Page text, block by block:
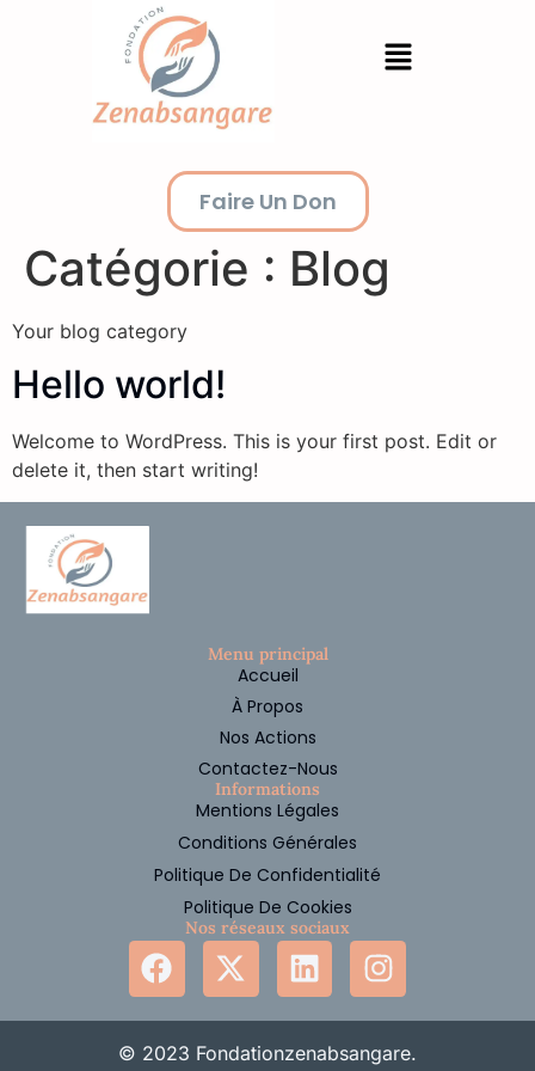
Faire Un Don
Catégorie : Blog
Your blog category
Hello world!
Welcome to WordPress. This is your first post. Edit or
delete it, then start writing!
Menu principal
Accueil
À Propos
Nos Actions
Contactez-Nous
Informations
Mentions Légales
Conditions Générales
Politique De Confidentialité
Politique De Cookies
Nos réseaux sociaux
© 2023 Fondationzenabsangare.